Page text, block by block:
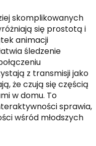
skomplikowanych
się prostotą i
animacji
śledzenie
z transmisji jako
że czują się częścią
w domu. To
sprawia,
wśród młodszych